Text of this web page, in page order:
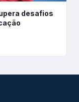
desafios